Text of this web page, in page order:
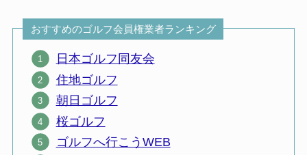
おすすめのゴルフ会員権業者ランキング
日本ゴルフ同友会
住地ゴルフ
朝日ゴルフ
桜ゴルフ
ゴルフへ行こうWEB